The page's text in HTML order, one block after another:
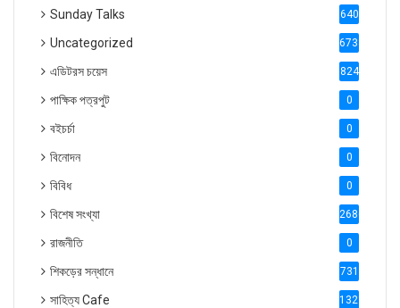
Sunday Talks 640
Uncategorized 6738
এডিটরস চয়েস 824
পাক্ষিক পত্রপুট 0
বইচর্চা 0
বিনোদন 0
বিবিধ 0
বিশেষ সংখ্যা 2686
রাজনীতি 0
শিকড়ের সন্ধানে 731
সাহিত্য Cafe 1321